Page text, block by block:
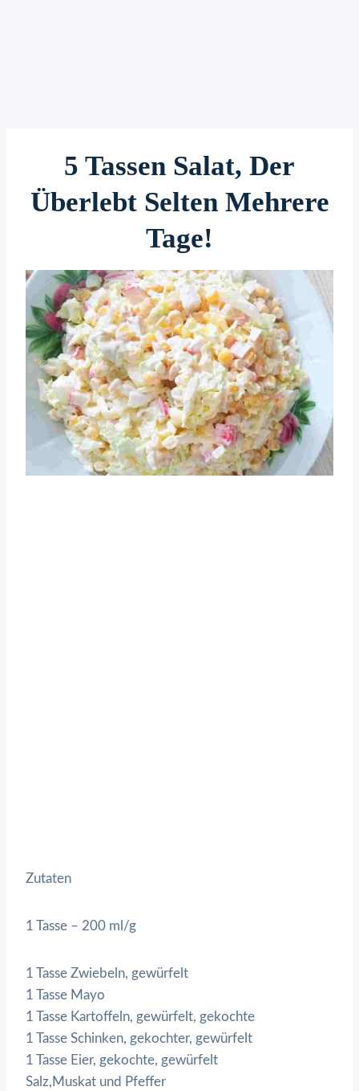
5 Tassen Salat, Der
Überlebt Selten Mehrere
Tage!
Zutaten
1 Tasse – 200 ml/g
1 Tasse Zwiebeln, gewürfelt
1 Tasse Mayo
1 Tasse Kartoffeln, gewürfelt, gekochte
1 Tasse Schinken, gekochter, gewürfelt
1 Tasse Eier, gekochte, gewürfelt
Salz,Muskat und Pfeffer